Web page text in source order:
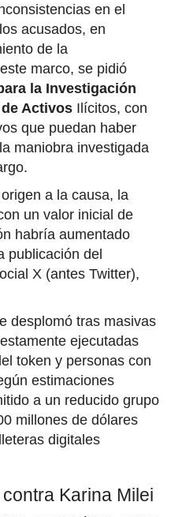
en el
acusados, en
de la
marco, se pidió
la Investigación
Activos Ilícitos, con
que puedan haber
maniobra investigada
a la causa, la
un valor inicial de
habría aumentado
publicación del
X (antes Twitter),
desplomó tras masivas
ejecutadas
token y personas con
estimaciones
a un reducido grupo
millones de dólares
digitales
Karina Milei